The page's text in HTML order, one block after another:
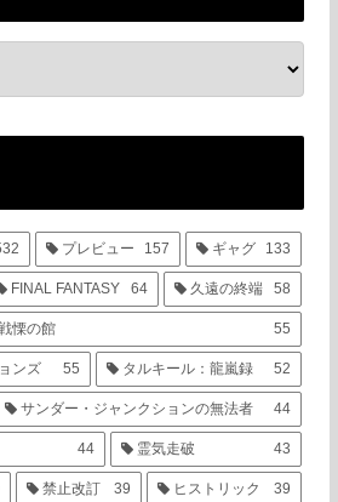
プレビュー 157 ギャグ 133
FINAL FANTASY 64 久遠の終端 58
慄の館 55
ンズ 55 タルキール：龍嵐録 52
サンダー・ジャンクションの無法者 44
44 霊気走破 43
禁止改訂 39 ヒストリック 39